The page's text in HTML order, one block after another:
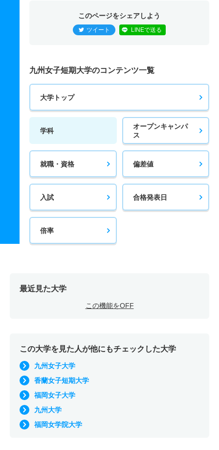
このページをシェアしよう
ツイート LINEで送る
九州女子短期大学のコンテンツ一覧
大学トップ
学科
オープンキャンパ
ス
就職・資格 偏差値
入試 合格発表日
倍率
最近見た大学
この機能をOFF
この大学を見た人が他にもチェックした大学
九州女子大学
香蘭女子短期大学
福岡女子大学
九州大学
福岡女学院大学